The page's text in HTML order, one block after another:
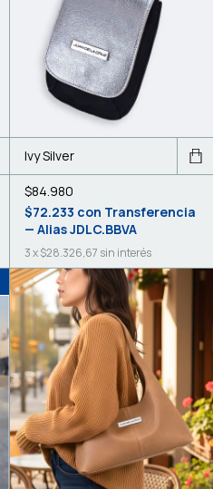
Ivy Silver
$84.980
$72.233 con Transferencia
— Alias JDLC.BBVA
3x$28.326,67 sin interés